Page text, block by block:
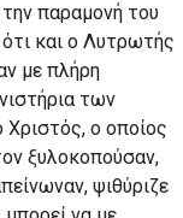
παραμονή του
και ο Λυτρωτής
με πλήρη
των
ο οποίος
ξυλοκοπούσαν,
ψιθύριζε